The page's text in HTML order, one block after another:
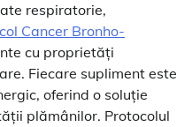
respiratorie,
Cancer Bronho-
cu proprietăți
Fiecare supliment este
oferind o soluție
plămânilor. Protocolul